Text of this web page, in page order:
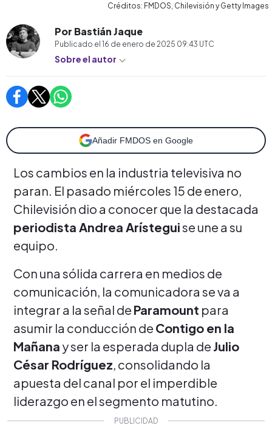
Créditos: FMDOS, Chilevisión y Getty Images
Por Bastián Jaque
Publicado el 16 de enero de 2025 09:43 UTC
Sobre el autor
Añadir FMDOS en Google
Los cambios en la industria televisiva no
paran. El pasado miércoles 15 de enero,
Chilevisión dio a conocer que la destacada
periodista Andrea Arísteguise une a su
equipo.
Con una sólida carrera en medios de
comunicación, la comunicadora se va a
integrar a la señal de Paramount para
asumir la conducción de Contigo en la
Mañana y ser la esperada dupla de Julio
César Rodríguez, consolidando la
apuesta del canal por el imperdible
liderazgo en el segmento matutino.